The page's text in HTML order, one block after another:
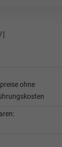
ohne